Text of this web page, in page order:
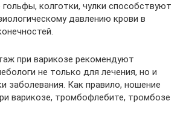
колготки, чулки способствуют
давлению крови в
при варикозе рекомендуют
не только для лечения, но и
заболевания. Как правило, ношение
варикозе, тромбофлебите, тромбозе